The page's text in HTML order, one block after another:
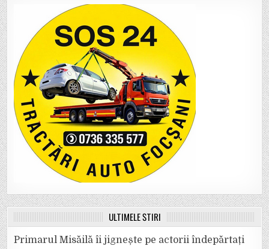
ULTIMELE ȘTIRI
Primarul Misăilă îi jignește pe actorii îndepărtați